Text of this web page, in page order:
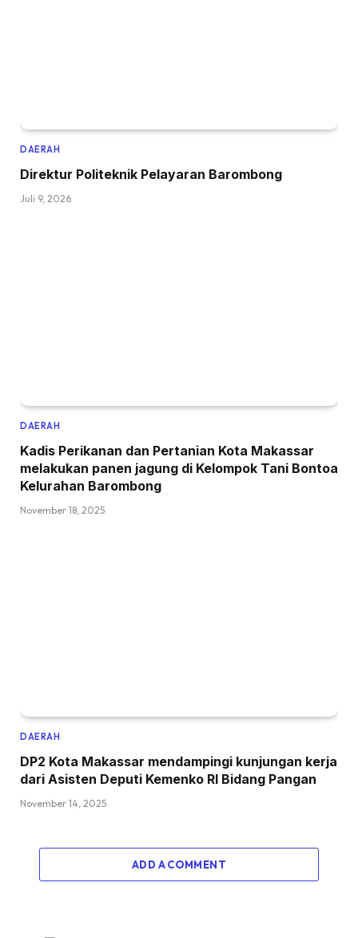
DAERAH
Direktur Politeknik Pelayaran Barombong
Juli 9, 2026
DAERAH
Kadis Perikanan dan Pertanian Kota Makassar
melakukan panen jagung di Kelompok Tani Bontoa
Kelurahan Barombong
November 18, 2025
DAERAH
DP2 Kota Makassar mendampingi kunjungan kerja
dari Asisten Deputi Kemenko RI Bidang Pangan
November 14, 2025
ADD A COMMENT